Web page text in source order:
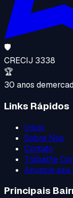
🛡️
CRECIJ 3338
🏆
30 anos de
Links Rápidos
Início
Sobre Nós
Contato
Trabalhe
Anuncie seu
Principais